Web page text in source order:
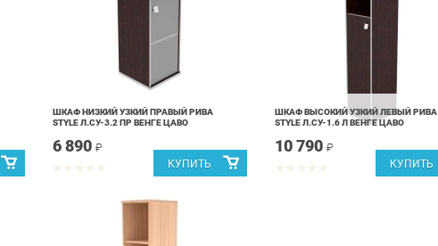
ШКАФ НИЗКИЙ УЗКИЙ ПРАВЫЙ РИВА
STYLE Л.СУ-3.2 ПР ВЕНГЕ ЦАВО
6 890 ₽
ШКАФ ВЫСОКИЙ УЗКИЙ ЛЕВЫЙ РИВА
STYLE Л.СУ-1.6 Л ВЕНГЕ ЦАВО
10 790 ₽